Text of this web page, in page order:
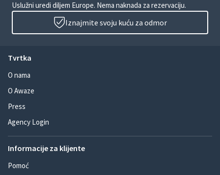
Uslužni uredi diljem Europe. Nema naknada za rezervaciju.
Iznajmite svoju kuću za odmor
Tvrtka
O nama
O Awaze
Press
Agency Login
Informacije za klijente
Pomoć